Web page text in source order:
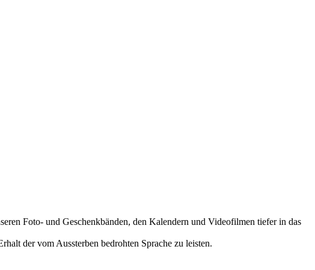
Foto- und Geschenkbänden, den Kalendern und Videofilmen tiefer in das
der vom Aussterben bedrohten Sprache zu leisten.